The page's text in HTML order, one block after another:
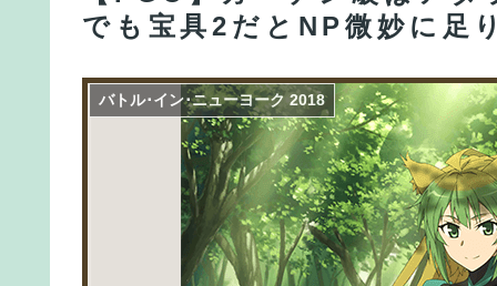
中国、三峡ダムが全開放流。長江流域で深刻な洪
【FGO】リリス Fate/GrandOrderのイラスト紹介
【速報】米農家「流石にこんな値段じゃ、米作
【FGO】アズライール周年としては盛り上がら
【FGO】アズライール周年としては盛り上がら
でも宝具2だとNP微妙に足
バトル･イン･ニューヨーク 2018